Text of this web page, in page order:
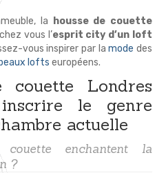
la housse de couette
vous l’esprit city d’un loft
vous inspirer par lamode des
lofts européens.
couette Londres
le genre
actuelle
couette enchantent la
?